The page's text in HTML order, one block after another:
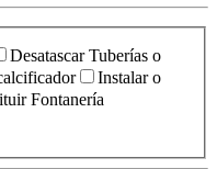
Desatascar Tuberías o
Instalar o
Fontanería